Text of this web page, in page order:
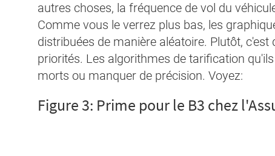
autres choses, la fréquence de vol du
Comme vous le verrez plus bas, les
distribuées de manière aléatoire. Plutôt,
priorités. Les algorithmes de tarification
morts ou manquer de précision. Voyez:
Figure 3: Prime pour le B3 chez